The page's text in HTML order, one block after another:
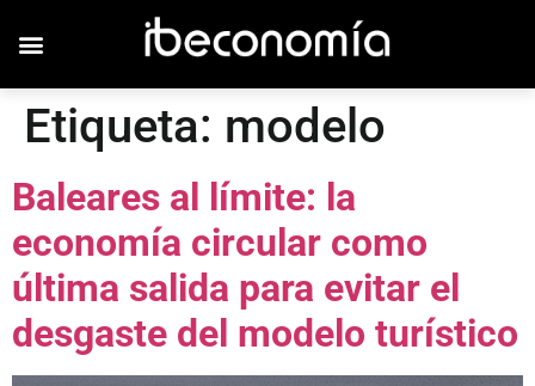
Etiqueta: modelo
Baleares al límite: la
economía circular como
última salida para evitar el
desgaste del modelo turístico